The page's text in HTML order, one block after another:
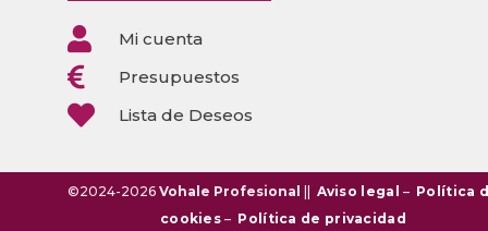
 Mi cuenta
 Presupuestos
 Lista de Deseos
©2024-2026 Vohale Profesional || Aviso legal – Política
cookies– Política de privacidad